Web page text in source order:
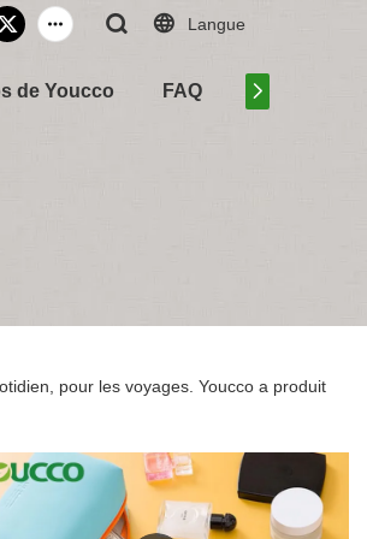
Langue
de Youcco FAQ Contactez-
pour les voyages. Youcco a produit